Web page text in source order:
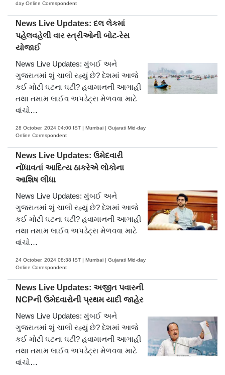
day Online Correspondent
News Live Updates: દલ લેકમાં
પહેલવહેલી વાર સ્ત્રીઓની બોટ-રેસ
યોજાઈ
News Live Updates: મુંબઈ અને
ગુજરાતમાં શું ચાલી રહ્યું છે? દેશમાં આજે
કઈ મોટી ઘટના ઘટી? હવામાનની આગાહી
તથા તમામ લાઈવ અપડેટ્સ મેળવવા માટે
વાંચો…
28 October, 2024 04:00 IST | Mumbai | Gujarati Mid-day
Online Correspondent
News Live Updates: ઉમેદવારી
નોંધાવતાં આદિત્ય ઠાકરેએ લોકોના
આશિષ લીધા
News Live Updates: મુંબઈ અને
ગુજરાતમાં શું ચાલી રહ્યું છે? દેશમાં આજે
કઈ મોટી ઘટના ઘટી? હવામાનની આગાહી
તથા તમામ લાઈવ અપડેટ્સ મેળવવા માટે
વાંચો…
24 October, 2024 08:38 IST | Mumbai | Gujarati Mid-day
Online Correspondent
News Live Updates: અજીત પવારની
NCPની ઉમેદવારોની પ્રથમ યાદી જાહેર
News Live Updates: મુંબઈ અને
ગુજરાતમાં શું ચાલી રહ્યું છે? દેશમાં આજે
કઈ મોટી ઘટના ઘટી? હવામાનની આગાહી
તથા તમામ લાઈવ અપડેટ્સ મેળવવા માટે
વાંચો…